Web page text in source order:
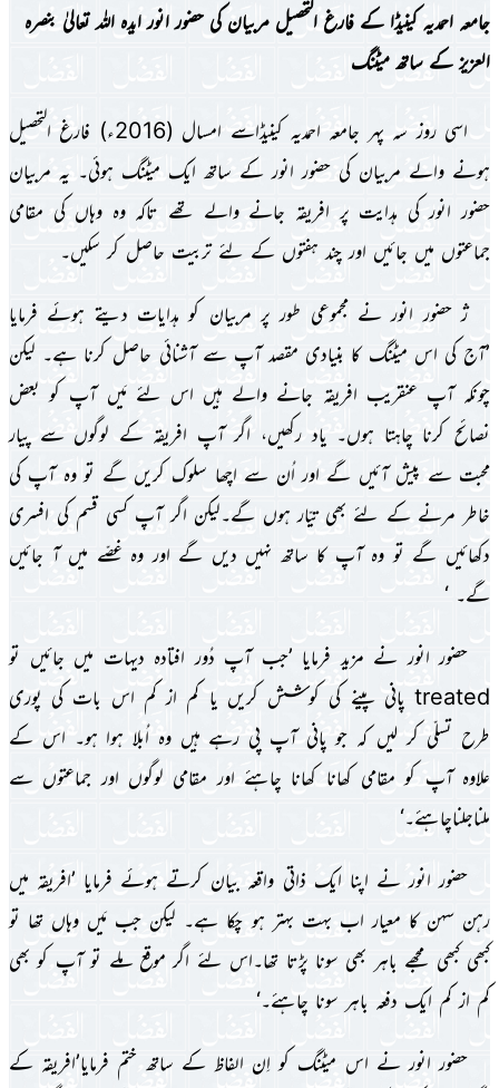
جامعہ احمدىہ کىنىڈا کے فارغ التحصىل مربىان کى حضور انور اىدہ اللہ تعالىٰ بنصرہ
العزىز کے ساتھ مىٹنگ
اسى روز سہ پہر جامعہ احمدىہ کىنىڈاسے امسال (2016ء) فارغ التحصىل
ہونے والے مربىان کى حضور انور کے ساتھ اىک مىٹنگ ہوئى۔ ىہ مربىان
حضور انور کى ہداىت پر افرىقہ جانے والے تھے تاکہ وہ وہاں کى مقامى
جماعتوں مىں جائىں اور چند ہفتوں کے لئے تربىت حاصل کر سکىں۔
ژ حضور انور نے مجموعى طور پر مربىان کو ہداىات دىتے ہوئے فرماىا
’آج کى اس مىٹنگ کا بنىادى مقصد آپ سے آشنائى حاصل کرنا ہے۔ لىکن
چونکہ آپ عنقرىب افرىقہ جانے والے ہىں اس لئے مَىں آپ کو بعض
نصائح کرنا چاہتا ہوں۔ ىاد رکھىں، اگر آپ افرىقہ کے لوگوں سے پىار
محبت سے پىش آئىں گے اور اُن سے اچھا سلوک کرىں گے تو وہ آپ کى
خاطر مرنے کے لئے بھى تىّار ہوں گے۔لىکن اگر آپ کسى قسم کى افسرى
دکھائىں گے تو وہ آپ کا ساتھ نہىں دىں گے اور وہ غصّے مىں آ جائىں
گے۔ ‘
حضور انور نے مزىد فرماىا ’جب آپ دُور افتادہ دىہات مىں جائىں تو
treated پانى پىنے کى کوشش کرىں ىا کم از کم اس بات کى پوری
طرح تسلّی کر لىں کہ جو پانى آپ پى رہے ہىں وہ اُبلا ہوا ہو۔ اس کے
علاوہ آپ کو مقامى کھانا کھانا چاہئے اور مقامى لوگوں اور جماعتوں سے
ملناجلناچاہئے۔‘
حضور انور نے اپنا اىک ذاتى واقعہ بىان کرتے ہوئے فرماىا ’افرىقہ مىں
رہن سہن کا معىار اب بہت بہتر ہو چکا ہے۔ لىکن جب مَىں وہاں تھا تو
کبھى کبھى مجھے باہر بھى سونا پڑتا تھا۔اس لئے اگر موقع ملے تو آپ کو بھى
کم از کم اىک دفعہ باہر سونا چاہئے۔‘
حضور انور نے اس مىٹنگ کو اِن الفاظ کے ساتھ ختم فرماىا’افرىقہ کے